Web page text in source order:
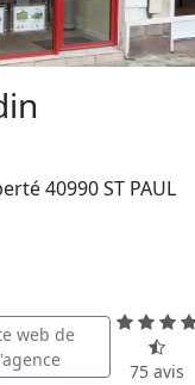
40990 ST PAUL
web de
75 avis